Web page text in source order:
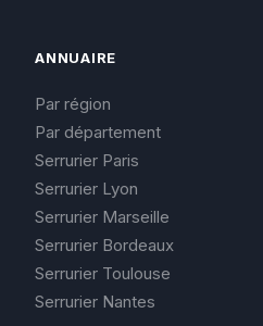
ANNUAIRE
Par région
Par département
Serrurier Paris
Serrurier Lyon
Serrurier Marseille
Serrurier Bordeaux
Serrurier Toulouse
Serrurier Nantes